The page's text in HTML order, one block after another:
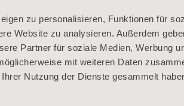
zu personalisieren, Funktionen für
Website zu analysieren. Außerdem
Partner für soziale Medien, Werbung
mit weiteren Daten
Nutzung der Dienste gesammelt
Sie